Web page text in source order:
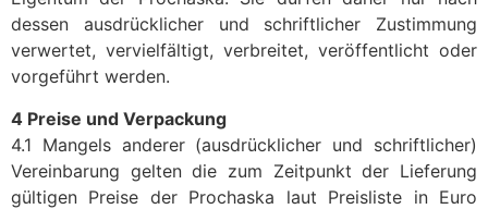
dessen ausdrücklicher und schriftlicher Zustimmung
verwertet, vervielfältigt, verbreitet, veröffentlicht oder
vorgeführt werden.
4 Preise und Verpackung
4.1 Mangels anderer (ausdrücklicher und schriftlicher)
Vereinbarung gelten die zum Zeitpunkt der Lieferung
gültigen Preise der Prochaska laut Preisliste in Euro